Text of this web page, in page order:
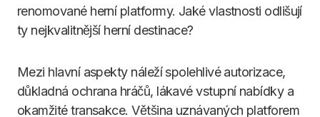
renomované herní platformy. Jaké vlastnosti odlišují
ty nejkvalitnější herní destinace?
Mezi hlavní aspekty náleží spolehlivé autorizace,
důkladná ochrana hráčů, lákavé vstupní nabídky a
okamžité transakce. Většina uznávaných platforem